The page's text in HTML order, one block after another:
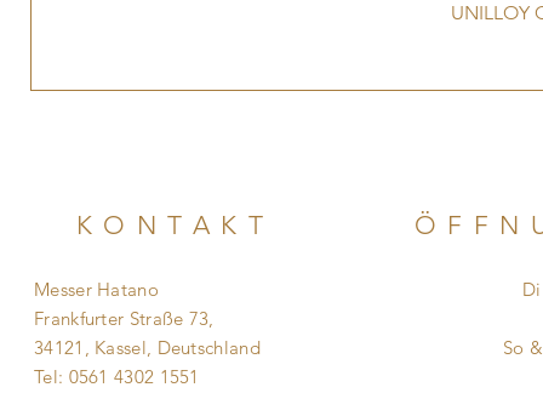
UNILLOY
KONTAKT
Messer Hatano
Frankfurter Straße 73,
34121, Kassel, Deutschland
Tel: 0561 4302 1551
So